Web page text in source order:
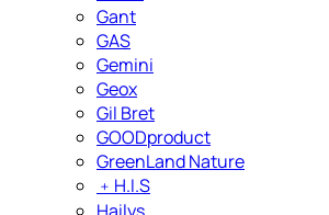
Gant
GAS
Gemini
Geox
Gil Bret
GOODproduct
GreenLand Nature
﹢ H.I.S